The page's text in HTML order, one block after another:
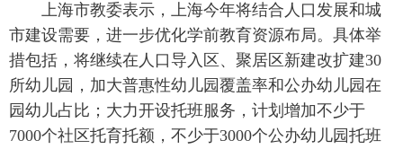
上海市教委表示，上海今年将结合人口发展和城
市建设需要，进一步优化学前教育资源布局。具体举
措包括，将继续在人口导入区、聚居区新建改扩建30
所幼儿园，加大普惠性幼儿园覆盖率和公办幼儿园在
园幼儿占比；大力开设托班服务，计划增加不少于
7000个社区托育托额，不少于3000个公办幼儿园托班